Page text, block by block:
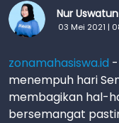
Nur
03 Mei 2021 |
zonamahasiswa.id
menempuh hari
membagikan hal-
bersemangat